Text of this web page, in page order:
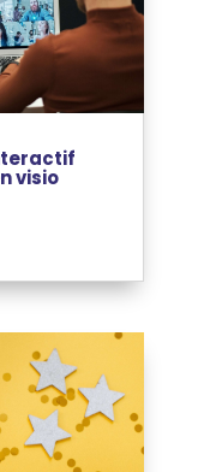
visio